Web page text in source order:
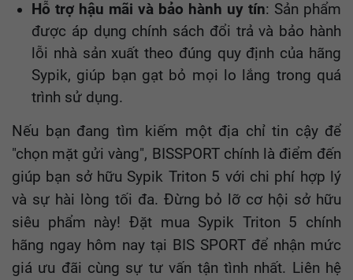
Hỗ trợ hậu mãi và bảo hành uy tín: Sản phẩm
được áp dụng chính sách đổi trả và bảo hành
lỗi nhà sản xuất theo đúng quy định của hãng
Sypik, giúp bạn gạt bỏ mọi lo lắng trong quá
trình sử dụng.
Nếu bạn đang tìm kiếm một địa chỉ tin cậy để
"chọn mặt gửi vàng", BISSPORT chính là điểm đến
giúp bạn sở hữu Sypik Triton 5 với chi phí hợp lý
và sự hài lòng tối đa. Đừng bỏ lỡ cơ hội sở hữu
siêu phẩm này! Đặt mua Sypik Triton 5 chính
hãng ngay hôm nay tại BIS SPORT để nhận mức
giá ưu đãi cùng sự tư vấn tận tình nhất. Liên hệ